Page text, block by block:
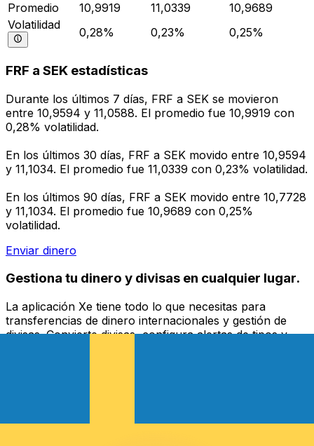
Promedio
10,9919 11,0339
10,9689
Volatilidad
0,28% 0,23% 0,25%
FRF a SEK estadísticas
Durante los últimos 7 días, FRF a SEK se movieron
entre 10,9594 y 11,0588. El promedio fue 10,9919 con
0,28% volatilidad.
En los últimos 30 días, FRF a SEK movido entre 10,9594
y 11,1034. El promedio fue 11,0339 con 0,23% volatilidad.
En los últimos 90 días, FRF a SEK movido entre 10,7728
y 11,1034. El promedio fue 10,9689 con 0,25%
volatilidad.
Enviar dinero
Gestiona tu dinero y divisas en cualquier lugar.
La aplicación Xe tiene todo lo que necesitas para
transferencias de dinero internacionales y gestión de
divisas. Convierte divisas, configura alertas de tipos y